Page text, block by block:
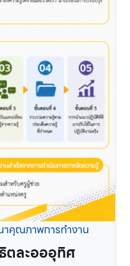
คุณภาพการทำงาน
ตละอออุทิศ